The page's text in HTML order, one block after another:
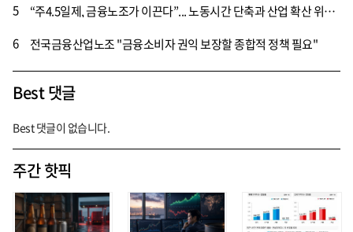
5
“주4.5일제, 금융노조가 이끈다”... 노동시간 단축과 산업 확산 위한 전략 모색
6
전국금융산업노조 "금융소비자 권익 보장할 종합적 정책 필요"
Best 댓글
Best 댓글이 없습니다.
주간 핫픽